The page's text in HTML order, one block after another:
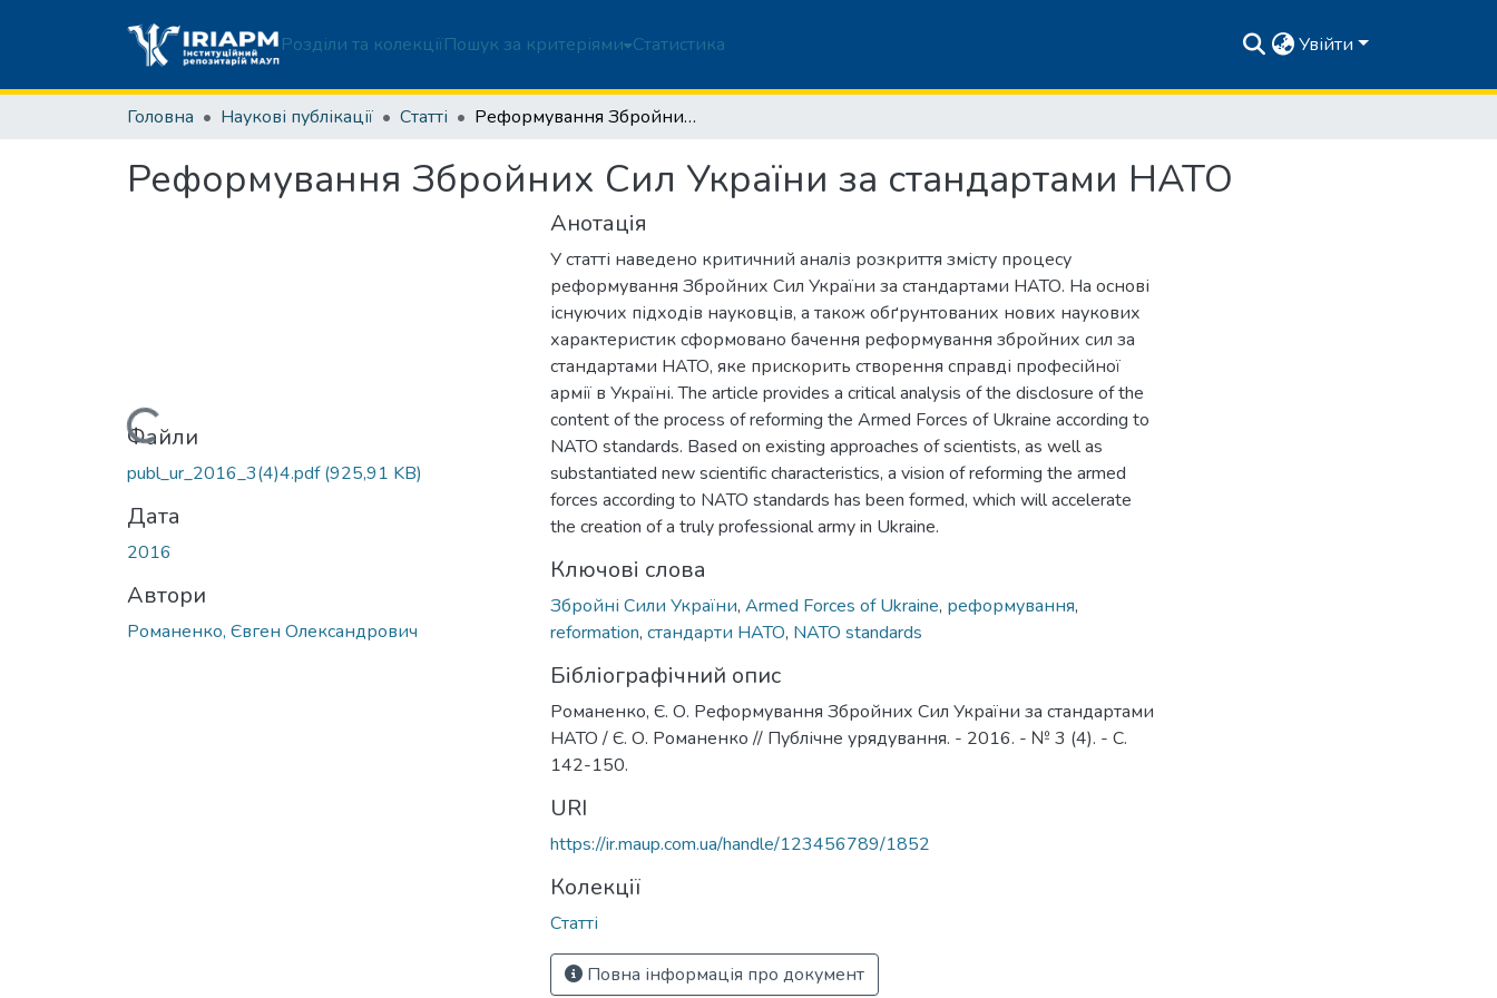
Розділи та колекціїПошук за критеріями Статистика Увійти
Головна Наукові публікації Статті Реформування Збройних Сил України за стандартами НАТО
Реформування Збройних Сил України за стандартами НАТО
Вантажиться...
Файли
publ_ur_2016_3(4)4.pdf(925,91 KB)
Дата
2016
Автори
Романенко, Євген Олександрович
Анотація
У статті наведено критичний аналіз розкриття змісту процесу
реформування Збройних Сил України за стандартами НАТО. На основі
існуючих підходів науковців, а також обґрунтованих нових наукових
характеристик сформовано бачення реформування збройних сил за
стандартами НАТО, яке прискорить створення справді професійної
армії в Україні. The article provides a critical analysis of the disclosure of the
content of the process of reforming the Armed Forces of Ukraine according to
NATO standards. Based on existing approaches of scientists, as well as
substantiated new scientific characteristics, a vision of reforming the armed
forces according to NATO standards has been formed, which will accelerate
the creation of a truly professional army in Ukraine.
Ключові слова
Збройні Сили України, Armed Forces of Ukraine, реформування,
reformation, стандарти НАТО, NATO standards
Бібліографічний опис
Романенко, Є. О. Реформування Збройних Сил України за стандартами
НАТО / Є. О. Романенко // Публічне урядування. - 2016. - № 3 (4). - С.
142-150.
URI
https://ir.maup.com.ua/handle/123456789/1852
Колекції
Статті
Повна інформація про документ